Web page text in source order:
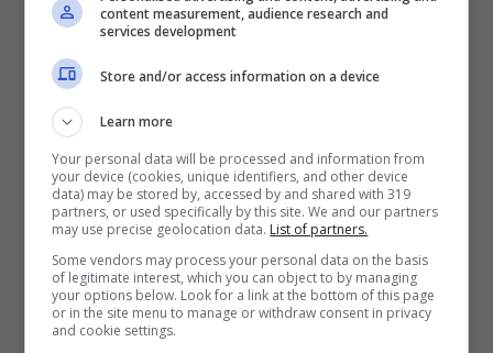
Manchester City-Tottenham,
diretta tv, streaming e
probabili formazioni
La gara è in programma domenica 3
dicembre alle 17:30, e sarà trasmessa in
content measurement, audience research and
services development
Store and/or access information on a device
Learn more
Your personal data will be processed and information from
your device (cookies, unique identifiers, and other device
data) may be stored by, accessed by and shared with 319
partners, or used specifically by this site. We and our partners
may use precise geolocation data. List of partners.
Some vendors may process your personal data on the basis
of legitimate interest, which you can object to by managing
your options below. Look for a link at the bottom of this page
or in the site menu to manage or withdraw consent in privacy
and cookie settings.